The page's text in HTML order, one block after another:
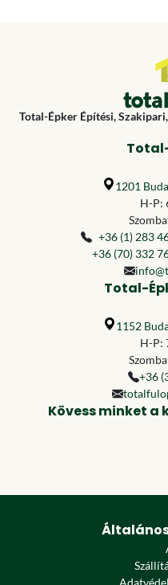
Total-Épker Építési,
1201
H-P:
+36 (1) 283
+36 (70) 332
Total-
1152
H-P:
+36
Kövess minket a